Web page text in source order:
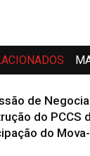
de
do PCCS
do